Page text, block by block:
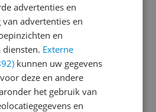
Pro Soundbar
8.2 (13)
Actief:Ja
Ja
720 w
v.a. € 539,00
2 prijzen
goedkoopste
advertenties en
advertenties en
en
Externe
kunnen uw gegevens
deze en andere
het gebruik van
en